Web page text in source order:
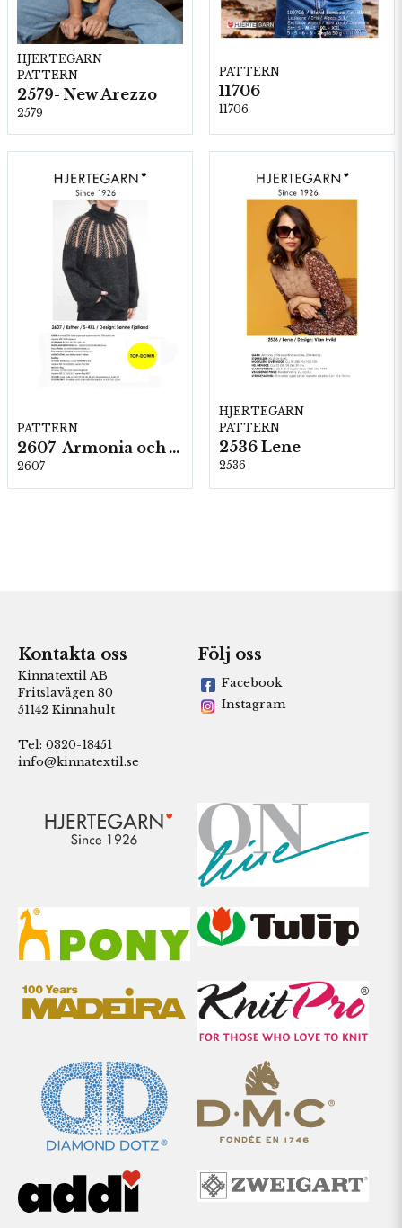
HJERTEGARN
PATTERN
2579- New Arezzo
2579
PATTERN
11706
11706
PATTERN
2607-Armonia och Alpaca 400
2607
HJERTEGARN
PATTERN
2536 Lene
2536
Kontakta oss
Kinnatextil AB
Fritslavägen 80
51142 Kinnahult
Tel: 0320-18451
info@kinnatextil.se
Följ oss
Facebook
Instagram